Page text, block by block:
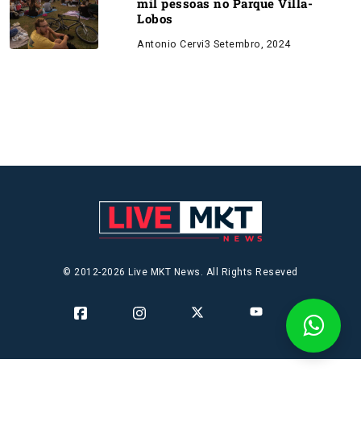
mil pessoas no Parque Villa-
Lobos
Antonio Cervi3 Setembro, 2024
© 2012-2026 Live MKT News. All Rights Reseved